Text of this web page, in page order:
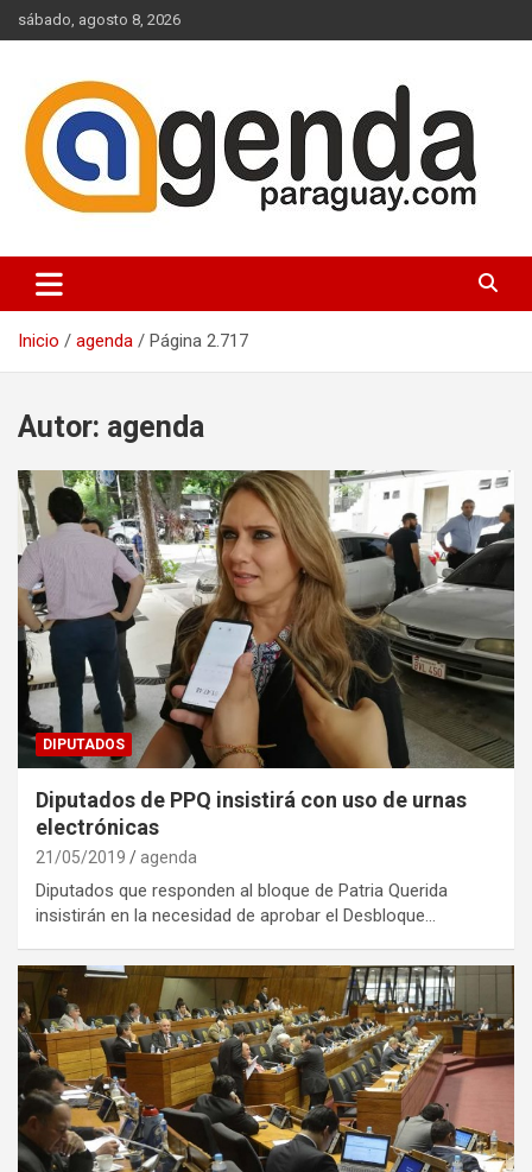
Saltar
al
sábado, agosto 8, 2026
Agenda Paraguay
Inicio agenda Página 2.717
Autor: agenda
DIPUTADOS
Diputados de PPQ insistirá con uso de urnas
electrónicas
21/05/2019 agenda
Diputados que responden al bloque de Patria Querida
insistirán en la necesidad de aprobar el Desbloque…